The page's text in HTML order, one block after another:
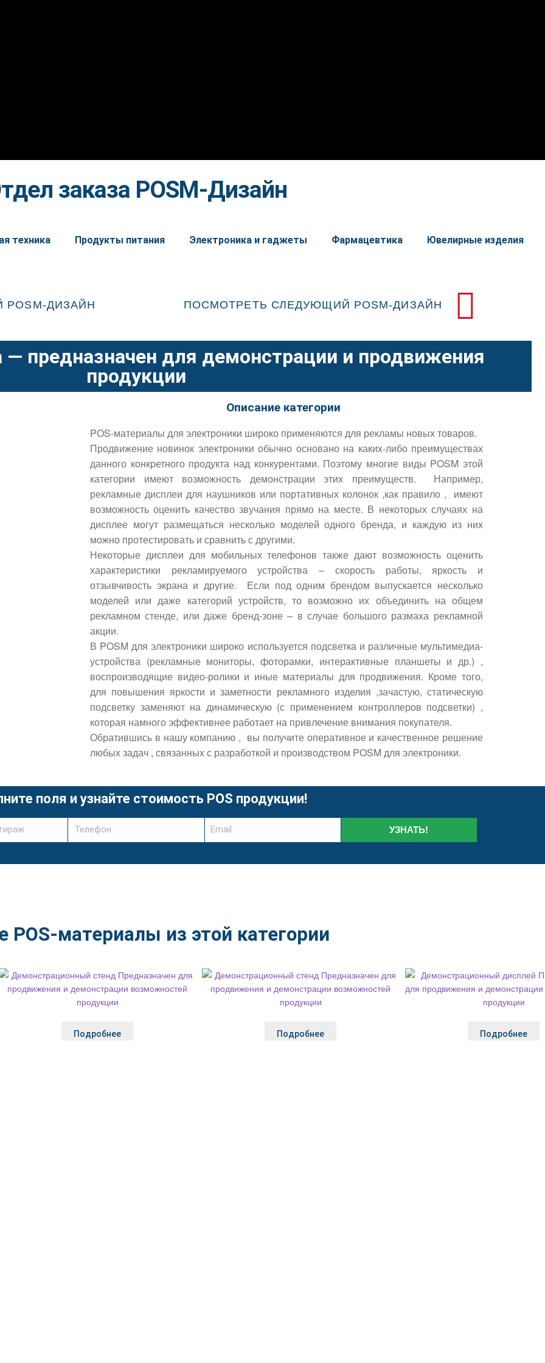
заказа POSM-Дизайн
техника Продукты питания Электроника и гаджеты Фармацевтика Ювелирные изделия
ДИЗАЙН ПОСМОТРЕТЬ СЛЕДУЮЩИЙ POSM-ДИЗАЙН
предназначен для демонстрации и продвижения
продукции
Описание категории
POS-материалы для электроники широко применяются для рекламы новых товаров.
Продвижение новинок электроники обычно основано на каких-либо преимуществах
данного конкретного продукта над конкурентами. Поэтому многие виды POSM этой
категории имеют возможность демонстрации этих преимуществ. Например,
рекламные дисплеи для наушников или портативных колонок ,как правило , имеют
возможность оценить качество звучания прямо на месте. В некоторых случаях на
дисплее могут размещаться несколько моделей одного бренда, и каждую из них
можно протестировать и сравнить с другими.
Некоторые дисплеи для мобильных телефонов также дают возможность оценить
характеристики рекламируемого устройства – скорость работы, яркость и
отзывчивость экрана и другие. Если под одним брендом выпускается несколько
моделей или даже категорий устройств, то возможно их объединить на общем
рекламном стенде, или даже бренд-зоне – в случае большого размаха рекламной
акции.
В POSM для электроники широко используется подсветка и различные мультимедиа-
устройства (рекламные мониторы, фоторамки, интерактивные планшеты и др.) ,
воспроизводящие видео-ролики и иные материалы для продвижения. Кроме того,
для повышения яркости и заметности рекламного изделия ,зачастую, статическую
подсветку заменяют на динамическую (с применением контроллеров подсветки) ,
которая намного эффективнее работает на привлечение внимания покупателя.
Обратившись в нашу компанию , вы получите оперативное и качественное решение
любых задач , связанных с разработкой и производством POSM для электроники.
поля и узнайте стоимость POS продукции!
УЗНАТЬ!
POS-материалы из этой категории
Подробнее Подробнее Подробнее